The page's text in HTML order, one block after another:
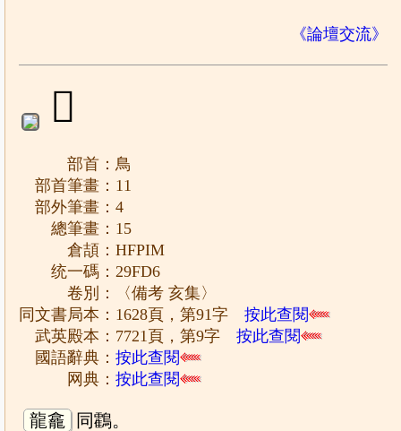
《論壇交流》
𩿖
部首：鳥
部首筆畫：11
部外筆畫：4
總筆畫：15
倉頡：HFPIM
统一碼：29FD6
卷別：〈備考 亥集〉
同文書局本：1628頁，第91字按此查閱
武英殿本：7721頁，第9字按此查閱
國語辭典：按此查閱
网典：按此查閱
龍龕 同鸖。